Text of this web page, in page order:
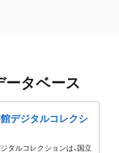
ータベース
デジタルコレクシ
タルコレクションは、国立